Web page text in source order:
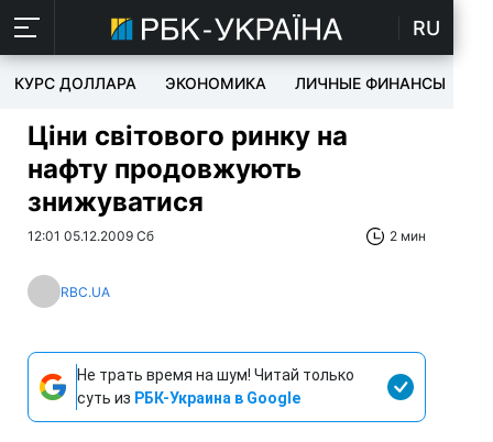
RU
КУРС ДОЛЛАРА ЭКОНОМИКА ЛИЧНЫЕ ФИНАНСЫ
Ціни світового ринку на
нафту продовжують
знижуватися
12:01 05.12.2009 Сб 2 мин
RBC.UA
Не трать время на шум! Читай только
суть из РБК-Украина в Google